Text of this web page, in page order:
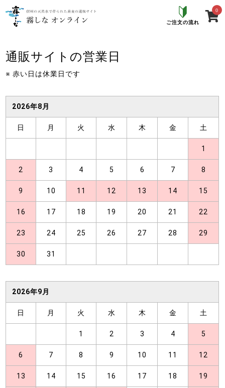
ご注文の流れ
0
通販サイトの営業日
※ 赤い日は休業日です
2026年8月
日 月 火 水 木 金 土
1
2 3 4 5 6 7 8
9 10 11 12 13 14 15
16 17 18 19 20 21 22
23 24 25 26 27 28 29
30 31
2026年9月
日 月 火 水 木 金 土
1 2 3 4 5
6 7 8 9 10 11 12
13 14 15 16 17 18 19